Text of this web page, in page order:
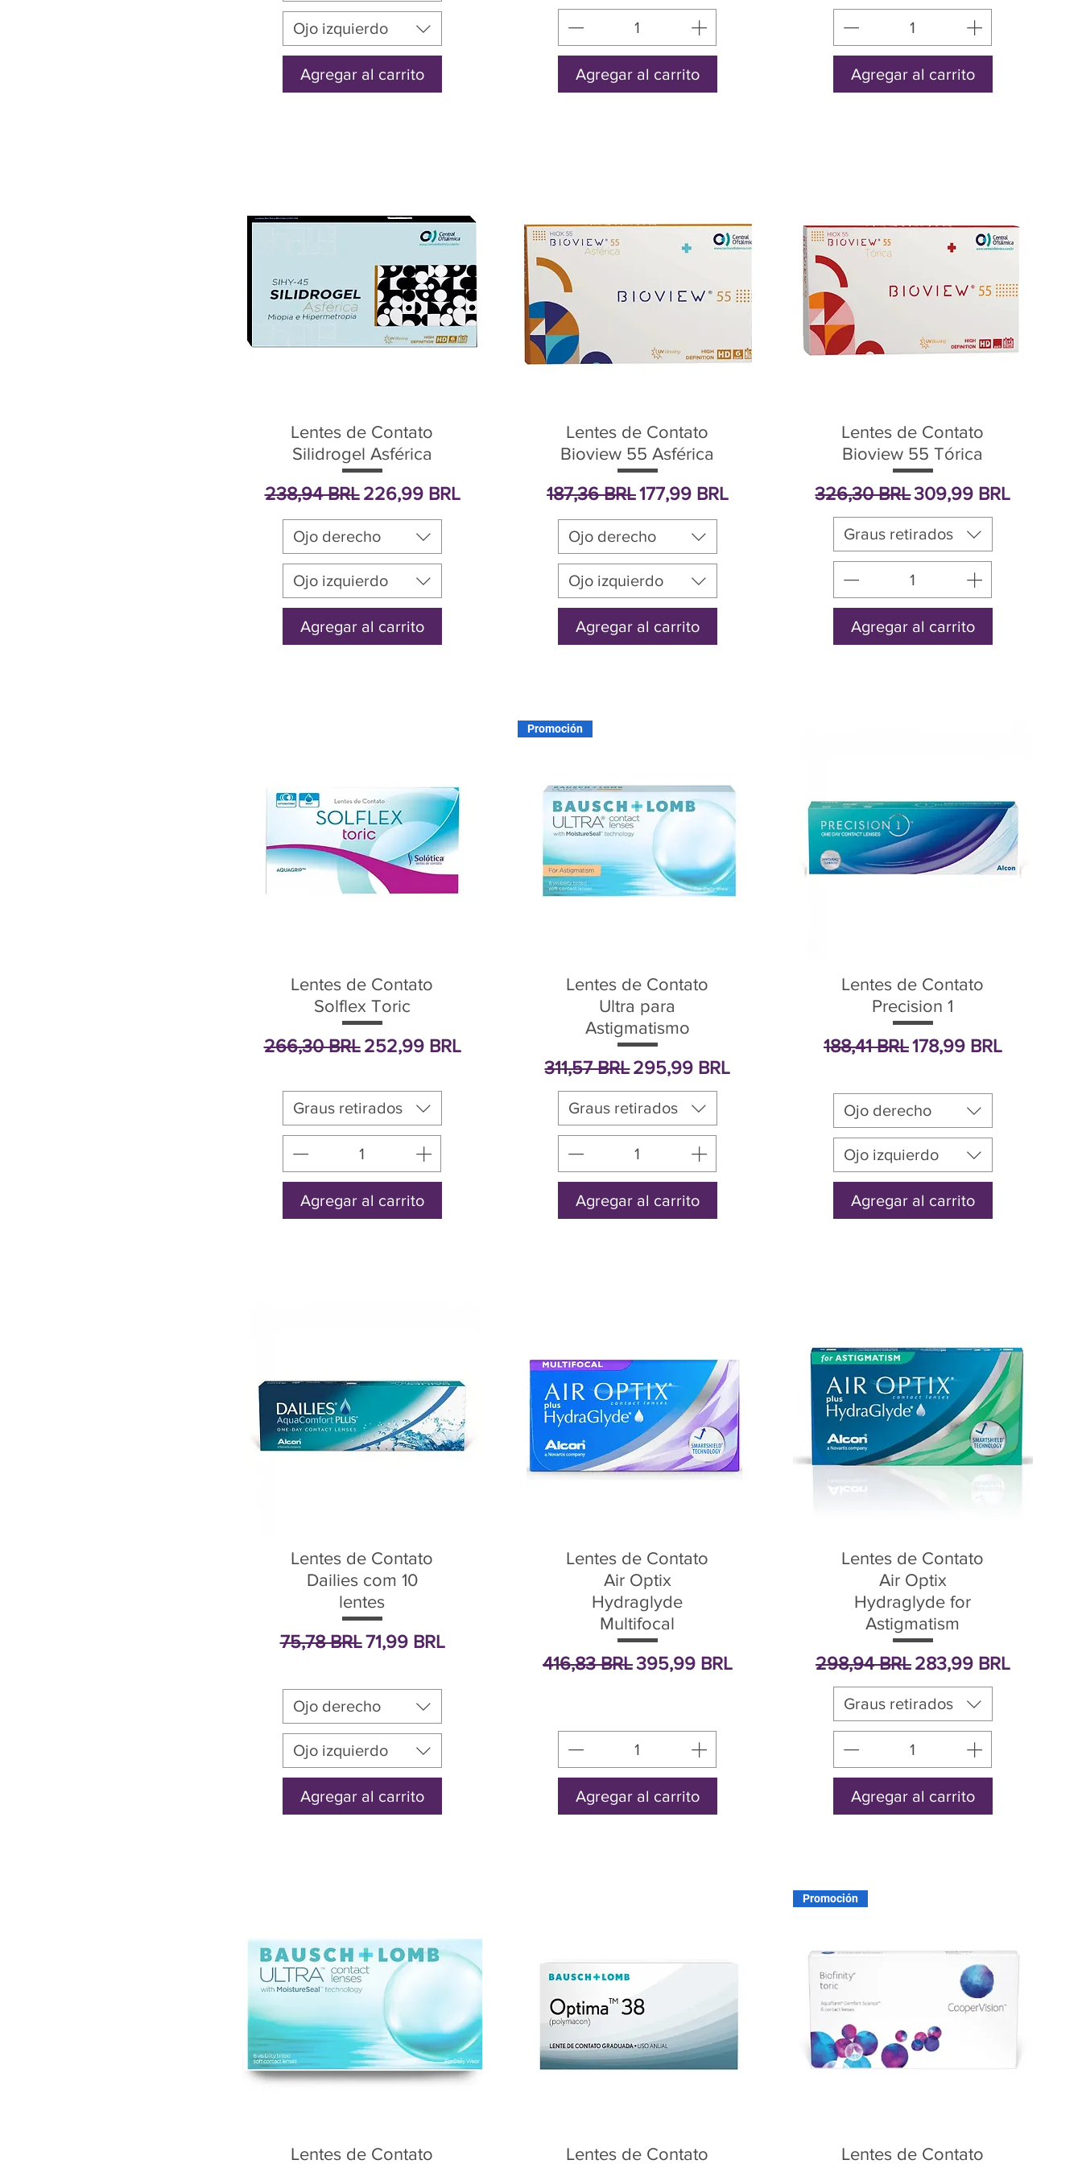
Ojo izquierdo
Agregar al carrito Agregar al carrito Agregar al carrito
Lentes de Contato
Silidrogel Asférica
Precio
238,94 BRL Precio de oferta
226,99 BRL
Ojo derecho
Ojo izquierdo
Agregar al carrito
Lentes de Contato
Bioview 55 Asférica
Precio
187,36 BRLPrecio de oferta
177,99 BRL
Ojo derecho
Ojo izquierdo
Agregar al carrito
Lentes de Contato
Bioview 55 Tórica
Precio
326,30 BRLPrecio de oferta
309,99 BRL
Graus retirados
Agregar al carrito
Lentes de Contato
Solflex Toric
Precio
266,30 BRL Precio de oferta
252,99 BRL
Graus retirados
Agregar al carrito
Promoción
Lentes de Contato
Ultra para
Astigmatismo
Precio
311,57 BRLPrecio de oferta
295,99 BRL
Graus retirados
Agregar al carrito
Lentes de Contato
Precision 1
Precio
188,41 BRLPrecio de oferta
178,99 BRL
Ojo derecho
Ojo izquierdo
Agregar al carrito
Lentes de Contato
Dailies com 10
lentes
Precio
75,78 BRLPrecio de oferta
71,99 BRL
Ojo derecho
Ojo izquierdo
Agregar al carrito
Lentes de Contato
Air Optix
Hydraglyde
Multifocal
Precio
416,83 BRLPrecio de oferta
395,99 BRL
Agregar al carrito
Lentes de Contato
Air Optix
Hydraglyde for
Astigmatism
Precio
298,94 BRL Precio de oferta
283,99 BRL
Graus retirados
Agregar al carrito
Lentes de Contato Lentes de Contato
Promoción
Lentes de Contato